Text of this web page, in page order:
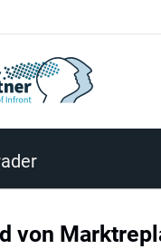
von